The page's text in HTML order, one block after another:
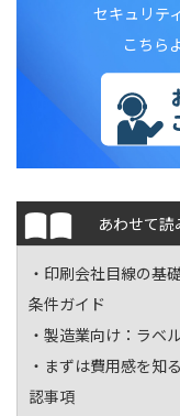
セキュリテ
こちら
あわせて読
・印刷会社目線の基
条件ガイド
・製造業向け： ラベ
・まずは費用感を知
認事項